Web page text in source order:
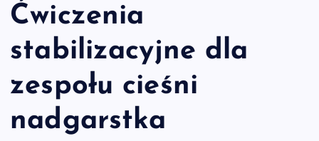
Ćwiczenia
stabilizacyjne dla
zespołu cieśni
nadgarstka